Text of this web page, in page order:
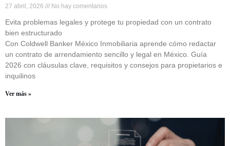
27 abril, 2026 No hay comentarios
Evita problemas legales y protege tu propiedad con un contrato
bien estructurado
Con Coldwell Banker México Inmobiliaria aprende cómo redactar
un contrato de arrendamiento sencillo y legal en México. Guía
2026 con cláusulas clave, requisitos y consejos para propietarios e
inquilinos
Ver más »